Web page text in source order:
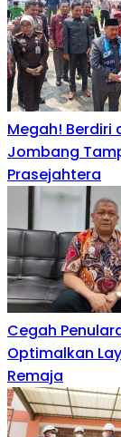
Megah! Berdiri
Jombang
Prasejahtera
Cegah
Optimalkan
Remaja